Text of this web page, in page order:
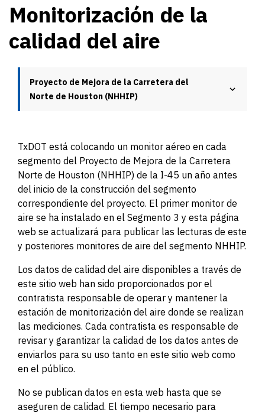
Monitorización de la
calidad del aire
Proyecto de Mejora de la Carretera del
Norte de Houston (NHHIP)
TxDOT está colocando un monitor aéreo en cada
segmento del Proyecto de Mejora de la Carretera
Norte de Houston (NHHIP) de la I-45 un año antes
del inicio de la construcción del segmento
correspondiente del proyecto. El primer monitor de
aire se ha instalado en el Segmento 3 y esta página
web se actualizará para publicar las lecturas de este
y posteriores monitores de aire del segmento NHHIP.
Los datos de calidad del aire disponibles a través de
este sitio web han sido proporcionados por el
contratista responsable de operar y mantener la
estación de monitorización del aire donde se realizan
las mediciones. Cada contratista es responsable de
revisar y garantizar la calidad de los datos antes de
enviarlos para su uso tanto en este sitio web como
en el público.
No se publican datos en esta web hasta que se
aseguren de calidad. El tiempo necesario para